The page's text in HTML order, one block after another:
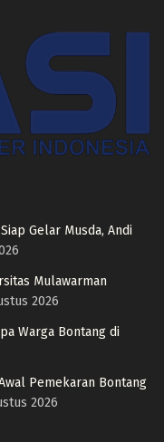
Gelar Musda, Andi
Mulawarman
2026
Warga Bontang di
Pemekaran Bontang
2026